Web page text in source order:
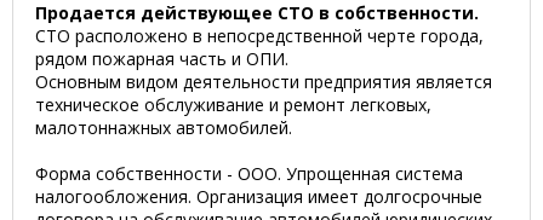
Продается действующее СТО в собственности.
СТО расположено в непосредственной черте города,
рядом пожарная часть и ОПИ.
Основным видом деятельности предприятия является
техническое обслуживание и ремонт легковых,
малотоннажных автомобилей.
Форма собственности - ООО. Упрощенная система
налогообложения. Организация имеет долгосрочные